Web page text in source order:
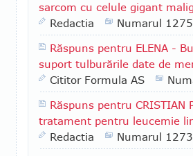
sarcom cu celule gigant
Redactia
Numarul 1275
Răspuns pentru ELENA -
suport tulburările date de
Cititor Formula AS
Răspuns pentru
tratament pentru leucemie
Redactia
Numarul 1273